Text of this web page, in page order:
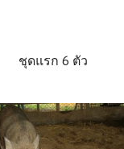
ชุดแรก 6 ตัว